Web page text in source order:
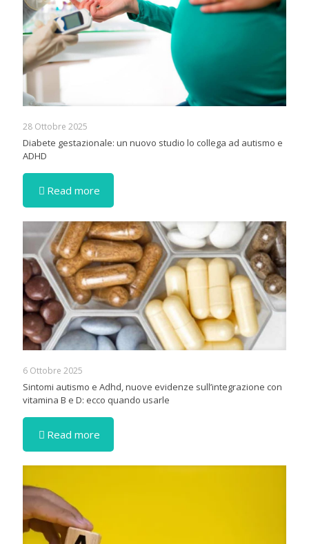
28 Ottobre 2025
Diabete gestazionale: un nuovo studio lo collega ad autismo e
ADHD
Read more
6 Ottobre 2025
Sintomi autismo e Adhd, nuove evidenze sull’integrazione con
vitamina B e D: ecco quando usarle
Read more